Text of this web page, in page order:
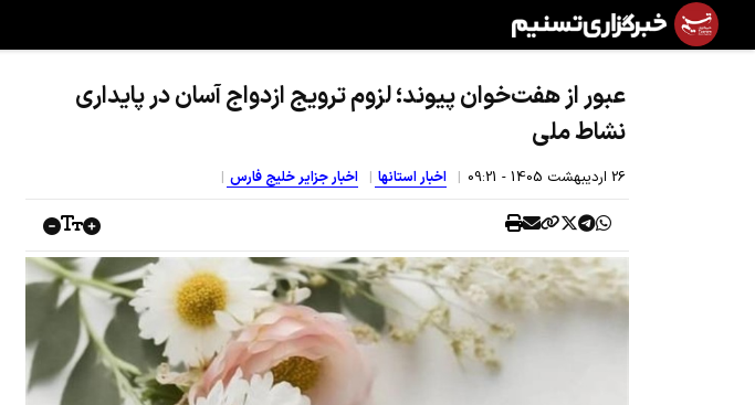
عبور از هفت‌خوان پیوند؛ لزوم ترویج ازدواج آسان در پایداری
نشاط ملی
26 ارديبهشت 1405 - 09:21 اخبار استانها اخبار جزایر خلیج فارس